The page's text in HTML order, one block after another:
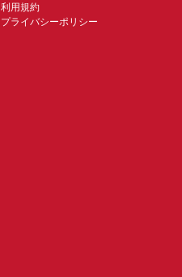
利用規約
プライバシーポリシー